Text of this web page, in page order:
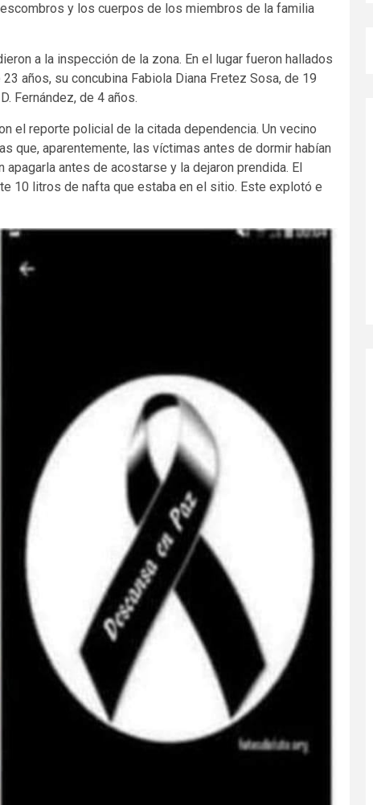
y los cuerpos de los miembros de la familia
a la inspección de la zona. En el lugar fueron hallados
años, su concubina Fabiola Diana Fretez Sosa, de 19
Fernández, de 4 años.
el reporte policial de la citada dependencia. Un vecino
que, aparentemente, las víctimas antes de dormir habían
antes de acostarse y la dejaron prendida. El
10 litros de nafta que estaba en el sitio. Este explotó e